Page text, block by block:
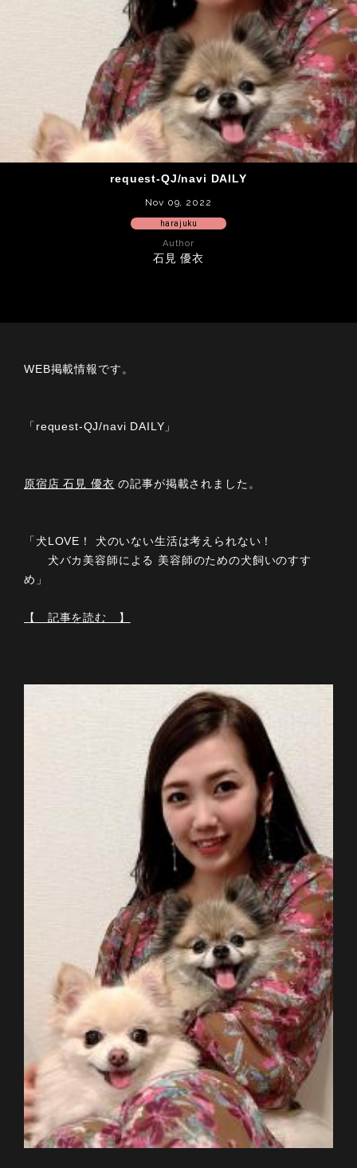
request-QJ/navi DAILY
Nov 09, 2022
harajuku
Author
石見 優衣
WEB掲載情報です。
「request-QJ/navi DAILY」
原宿店 石見 優衣 の記事が掲載されました。
「犬LOVE！ 犬のいない生活は考えられない！
犬バカ美容師による 美容師のための犬飼いのすす
め」
【 記事を読む 】